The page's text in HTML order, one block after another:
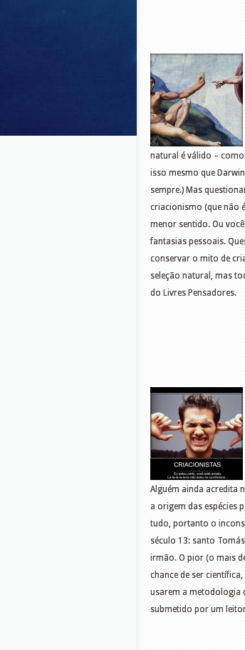
natural é válido –
isso mesmo que
sempre.) Mas
criacionismo (que não
menor sentido. Ou
fantasias pessoais.
conservar o mito de
seleção natural, mas
do Livres Pensadores.
Alguém ainda acredita
a origem das espécies
tudo, portanto o
século 13: santo
irmão. O pior (o mais
chance de ser
usarem a metodologia
submetido por um